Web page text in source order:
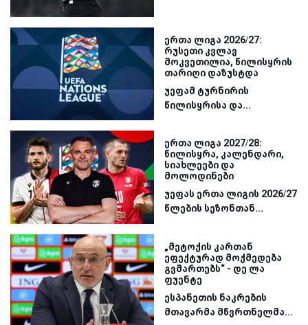
ერთა ლიგა 2026/27:
რუსეთი კვლავ
მოკვეთილია, წილისყრის
თარიღი დაზუსტდა
უეფამ ტურნირის
წილისყრისა და...
ერთა ლიგა 2027/28:
წილისყრა, კალენდარი,
სიახლეები და
მოლოდინები
უეფას ერთა ლიგის 2026/27
წლების სეზონთან...
„მეტოქის კართან
ეფექტურად მოქმედება
გვმართებს“ - დე ლა
ფუენტე
ესპანეთის ნაკრების
მთავარმა მწვრთნელმა...